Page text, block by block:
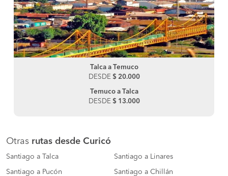
Talca a Temuco
DESDE $ 20.000
Temuco a Talca
DESDE $ 13.000
Otras rutas desde Curicó
Santiago a Talca Santiago a Linares
Santiago a Pucón Santiago a Chillán